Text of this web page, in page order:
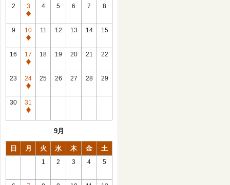
2
3
休
館
日
4 5 6 7 8
9
10
休
館
日
11 12 13 14 15
16
17
休
館
日
18 19 20 21 22
23
24
休
館
日
25 26 27 28 29
30
31
休
9月
日 月 火 水 木 金 土
1 2 3 4 5